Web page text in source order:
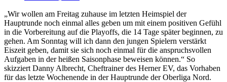
„Wir wollen am Freitag zuhause im letzten Heimspiel der
Hauptrunde noch einmal alles geben um mit einem positiven Gefühl
in die Vorbereitung auf die Playoffs, die 14 Tage später beginnen, zu
gehen. Am Sonntag will ich dann den jungen Spielern verstärkt
Eiszeit geben, damit sie sich noch einmal für die anspruchsvollen
Aufgaben in der heißen Saisonphase beweisen können.“ So
skizziert Danny Albrecht, Cheftrainer des Herner EV, das Vorhaben
für das letzte Wochenende in der Hauptrunde der Oberliga Nord.